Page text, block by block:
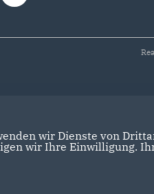
wir Dienste von
wir Ihre Einwilligung.